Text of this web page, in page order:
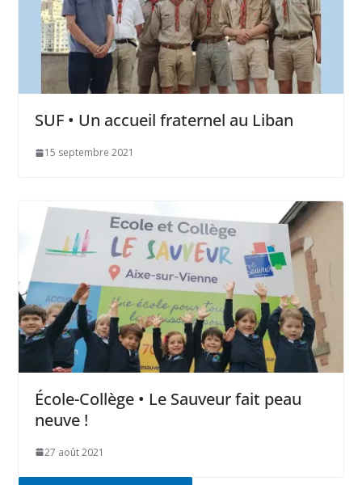
SUF • Un accueil fraternel au Liban
15 septembre 2021
École-Collège • Le Sauveur fait peau
neuve !
27 août 2021